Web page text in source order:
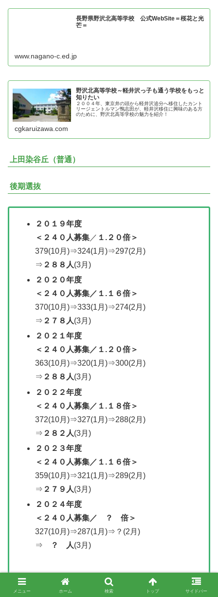
長野県野沢北高等学校 公式WebSite＝桜花と光
芒＝
www.nagano-c.ed.jp
野沢北高等学校～軽井沢っ子も通う学校をもっと
知りたい
２００４年、東京井の頭から軽井沢追分へ移住したカント
リージェントルマン鴨志田が、軽井沢移住に興味のある方
のために、野沢北高等学校の魅力を紹介！
cgkaruizawa.com
上田染谷丘（普通）
後期選抜
２０１９年度
＜２４０人募集 ／ １.２０倍＞
379(10月)⇒324(1月)⇒297(2月)
⇒ ２８８人(3月)
２０２０年度
＜ ２４０人募集／１.１６倍＞
370(10月)⇒333(1月)⇒274(2月)
⇒ ２７８人(3月)
２０２１年度
＜ ２４０人募集／ １.２０倍＞
363(10月)⇒320(1月)⇒300(2月)
⇒ ２８８人(3月)
２０２２年度
＜ ２４０人募集／ １.１８倍＞
372(10月)⇒327(1月)⇒288(2月)
⇒ ２８２人(3月)
２０２３年度
＜ ２４０人募集／ １.１６倍＞
359(10月)⇒321(1月)⇒289(2月)
⇒ ２７９人(3月)
２０２ ４年度
＜ ２４０人募集／
？ 倍＞
327(10月)⇒287(1月)⇒？(2月)
⇒ ？ 人(3月)
メニュー ホーム 検索 トップ サイドバー